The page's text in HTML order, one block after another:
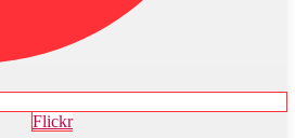
Flickr